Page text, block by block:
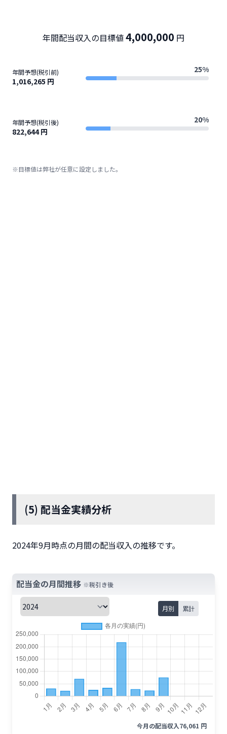
年間配当収入の目標値4,000,000 円
年間予想(税引前)
1,016,265 円
25%
年間予想(税引後)
822,644 円
20%
※目標値は弊社が任意に設定しました。
(5) 配当金実績分析
2024年9月時点の月間の配当収入の推移です。
配当金の月間推移 ※税引き後
月別 累計
今月の配当収入76,061 円